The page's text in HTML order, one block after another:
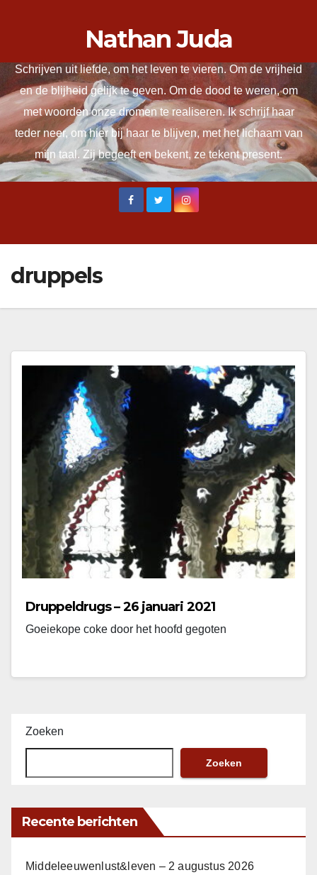
inhoud
Nathan Juda
Schrijven uit liefde, om het leven te vieren. Om de vrijheid
en de blijheid gelijk te geven. Om de dood te weren, om
met woorden onze dromen te realiseren. Ik schrijf haar
teder neer, om hier bij haar te blijven, met het lichaam van
mijn taal. Zij begeeft en bekent, ze tekent present.
druppels
Druppeldrugs – 26 januari 2021
Goeiekope coke door het hoofd gegoten
Zoeken
Zoeken
Recente berichten
Middeleeuwenlust&leven – 2 augustus 2026